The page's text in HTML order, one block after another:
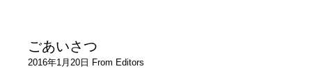
ごあいさつ
2016年1月20日 From Editors